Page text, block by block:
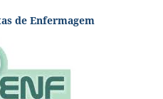
de Enfermagem